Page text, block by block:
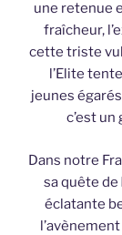
une retenue
fraîcheur,
cette triste
l’Elite
jeunes
c’est
Dans notre
sa quête de
éclatante